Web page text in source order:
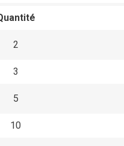
2
3
5
10